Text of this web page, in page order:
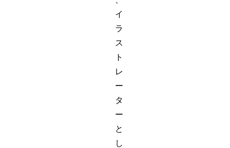
イ
ラ
ス
ト
レ
ー
タ
ー
と
し